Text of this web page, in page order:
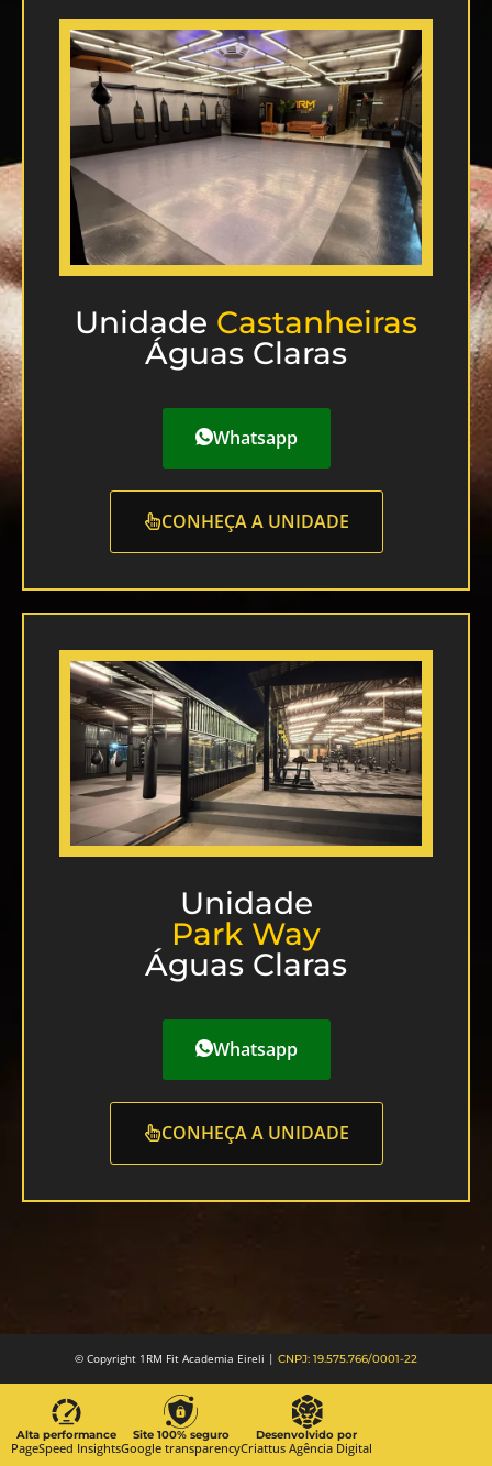
Unidade Castanheiras
Águas Claras
Whatsapp
CONHEÇA A UNIDADE
Unidade
Park Way
Águas Claras
Whatsapp
CONHEÇA A UNIDADE
© Copyright 1RM Fit Academia Eireli | CNPJ: 19.575.766/0001-22
Alta performance
PageSpeed Insights
Site 100% seguro
Google transparency
Desenvolvido por
Criattus Agência Digital